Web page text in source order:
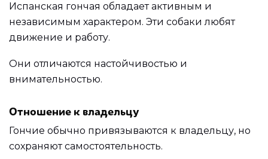
Испанская гончая обладает активным и
независимым характером. Эти собаки любят
движение и работу.
Они отличаются настойчивостью и
внимательностью.
Отношение к владельцу
Гончие обычно привязываются к владельцу, но
сохраняют самостоятельность.